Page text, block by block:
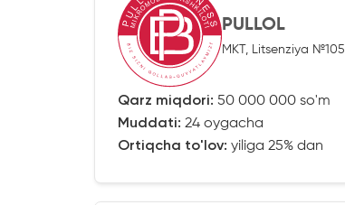
PULLOL
MKT, Litsenziya №105
Qarz miqdori: 50 000 000 so'm
Muddati: 24 oygacha
Ortiqcha to'lov: yiliga 25% dan